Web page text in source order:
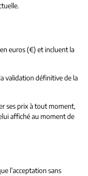
euros (€) et incluent la
validation définitive de la
ses prix à tout moment,
affiché au moment de
l’acceptation sans